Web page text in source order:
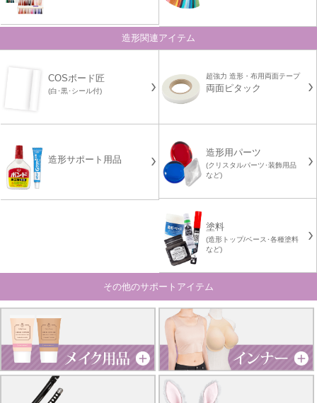
造形関連アイテム
COSボード匠
(白･黒･シール付)
超強力 造形・布用両面テープ
両面ピタック
造形サポート用品
造形用パーツ
(クリスタルパーツ･装飾用品
など)
塗料
(造形トップ/ベース･各種塗料
など)
その他のサポートアイテム